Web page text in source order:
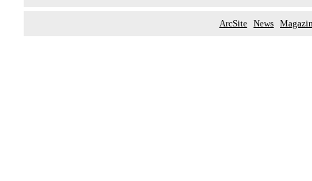
ArcSite News